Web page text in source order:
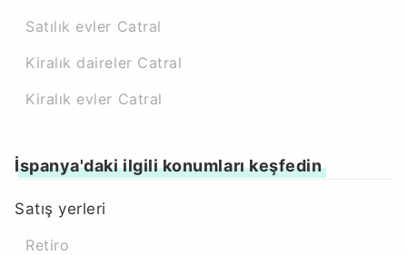
Satılık evler Catral
Kiralık daireler Catral
Kiralık evler Catral
İspanya'daki ilgili konumları keşfedin
Satış yerleri
Retiro